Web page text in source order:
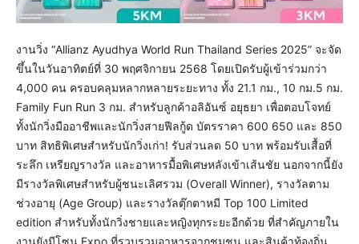
งานวิ่ง “Allianz Ayudhya World Run Thailand Series 2025” จะจัด
ขึ้นในวันอาทิตย์ที่ 30 พฤศจิกายน 2568 โดยเปิดรับผู้เข้าร่วมกว่า
4,000 คน ครอบคลุมหลากหลายระยะทาง ทั้ง 21.1 กม., 10 กม.5 กม.
Family Fun Run 3 กม. สำหรับลูกค้าอลิอันซ์ อยุธยา เพื่อตอบโจทย์
ทั้งนักวิ่งมืออาชีพและนักวิ่งสายฟีลกู้ด บัตรราคา 600 650 และ 850
บาท สิทธิพิเศษสำหรับนักวิ่งเก่า! รับส่วนลด 50 บาท พร้อมรับเสื้อที่
ระลึก เหรียญรางวัล และอาหารมื้อพิเศษหลังเข้าเส้นชัย นอกจากนี้ยัง
มีรางวัลพิเศษสำหรับผู้ชนะเลิศรวม (Overall Winner), รางวัลตาม
ช่วงอายุ (Age Group) และรางวัลตุ๊กตาหมี Top 100 Limited
edition สำหรับทั้งนักวิ่งชายและหญิงทุกระยะอีกด้วย ที่สำคัญภายใน